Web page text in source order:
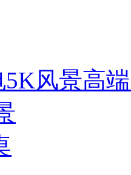
风景高